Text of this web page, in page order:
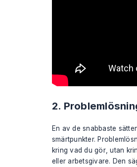
2.
En av de snabbaste
smärtpunkter.
kring vad dugör, utan
eller arbetsgivare. Den